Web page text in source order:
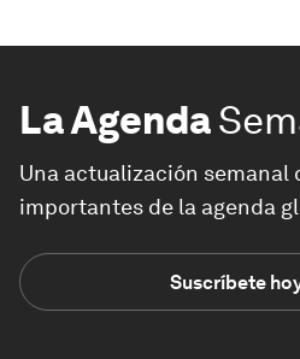
La Agenda
Una actualización semanal
importantes de la agenda
Suscríbete